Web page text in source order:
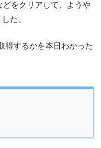
をクリアして、ようや
た。
得するかを本日わかった